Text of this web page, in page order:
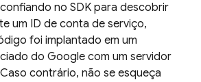
no SDK para descobrir
um ID de conta de serviço,
foi implantado em um
do Google com um servidor
contrário, não se esqueça